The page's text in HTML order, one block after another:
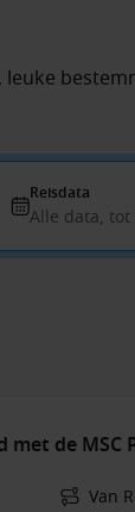
Reisdata
Alle data, tot
de MSC
Van